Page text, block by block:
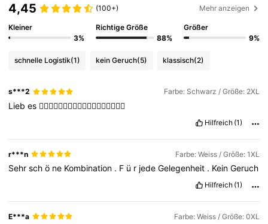
4,45 (100+) Mehr anzeigen
Kleiner
3%
Richtige Größe
88%
Größer
9%
schnelle Logistik(1) kein Geruch(5) klassisch(2)
s***2 Farbe: Schwarz / Größe: 2XL
Liebes 👍🏻👍🏻👍🏻👍🏻👍🏻👍🏻👍🏻👍🏻👍🏻
Hilfreich (1)
r***n Farbe: Weiss / Größe: 1XL
Sehrschö ne Kombination . F ü r jedeGelegenheit . KeinGeruch
Hilfreich (1)
E***a Farbe: Weiss / Größe: 0XL